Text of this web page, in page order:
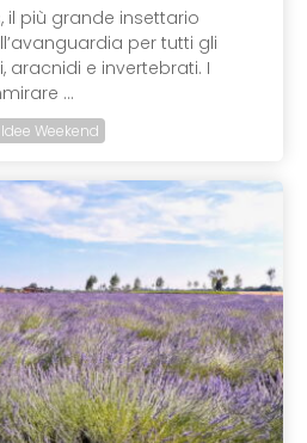
il più grande insettario
per tutti gli
aracnidi e invertebrati. I
...
Idee Weekend